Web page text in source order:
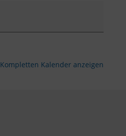
Kompletten Kalender anzeigen